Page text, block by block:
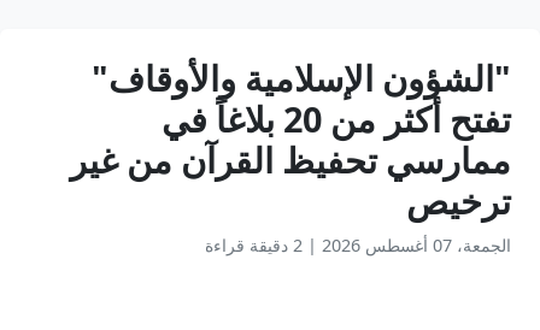
"الشؤون الإسلامية والأوقاف"
تفتح أكثر من 20 بلاغاً في
ممارسي تحفيظ القرآن من غير
ترخيص
الجمعة، 07 أغسطس 2026 | 2 دقيقة قراءة